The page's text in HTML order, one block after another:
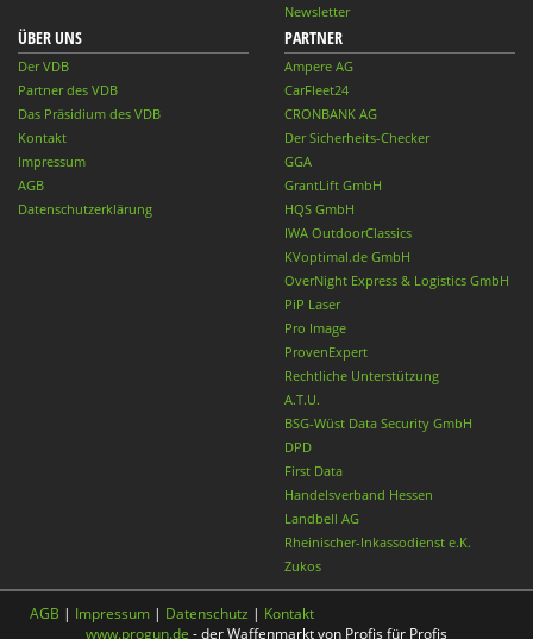
Newsletter
ÜBER UNS
Der VDB
Partner des VDB
Das Präsidium des VDB
Kontakt
Impressum
AGB
Datenschutzerklärung
PARTNER
Ampere AG
CarFleet24
CRONBANK AG
Der Sicherheits-Checker
GGA
GrantLift GmbH
HQS GmbH
IWA OutdoorClassics
KVoptimal.de GmbH
OverNight Express & Logistics GmbH
PiP Laser
Pro Image
ProvenExpert
Rechtliche Unterstützung
A.T.U.
BSG-Wüst Data Security GmbH
DPD
First Data
Handelsverband Hessen
Landbell AG
Rheinischer-Inkassodienst e.K.
Zukos
AGB | Impressum | Datenschutz | Kontakt
www.progun.de - der Waffenmarkt von Profis für Profis